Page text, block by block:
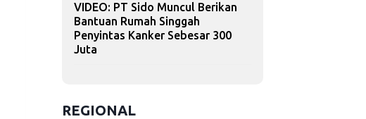
VIDEO: PT Sido Muncul Berikan
Bantuan Rumah Singgah
Penyintas Kanker Sebesar 300
Juta
REGIONAL